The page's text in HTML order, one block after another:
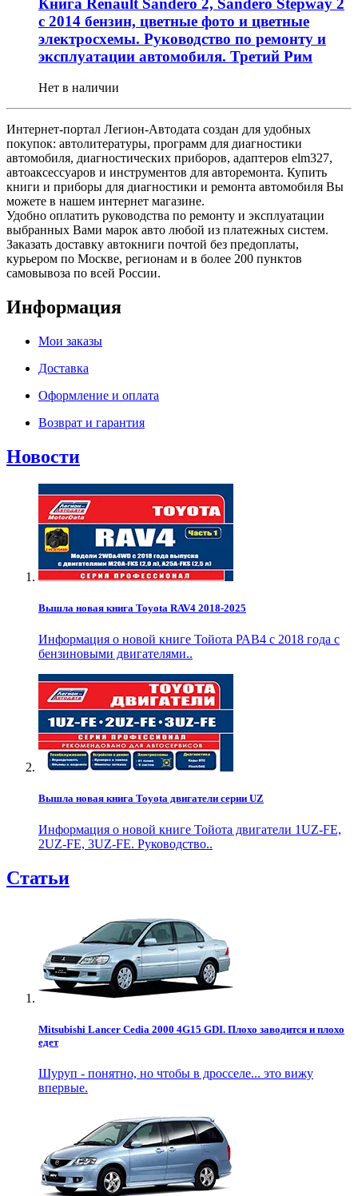
Книга Renault Sandero 2, Sandero Stepway 2
с 2014 бензин, цветные фото и цветные
электросхемы. Руководство по ремонту и
эксплуатации автомобиля. Третий Рим
Нет в наличии
Интернет-портал Легион-Автодата создан для удобных
покупок: автолитературы, программ для диагностики
автомобиля, диагностических приборов, адаптеров elm327,
автоаксессуаров и инструментов для авторемонта. Купить
книги и приборы для диагностики и ремонта автомобиля Вы
можете в нашем интернет магазине.
Удобно оплатить руководства по ремонту и эксплуатации
выбранных Вами марок авто любой из платежных систем.
Заказать доставку автокниги почтой без предоплаты,
курьером по Москве, регионам и в более 200 пунктов
самовывоза по всей России.
Информация
Мои заказы
Доставка
Оформление и оплата
Возврат и гарантия
Новости
Вышла новая книга Toyota RAV4 2018-2025
Информация о новой книге Тойота РАВ4 с 2018 года с
бензиновыми двигателями..
Вышла новая книга Toyota двигатели серии UZ
Информация о новой книге Тойота двигатели 1UZ-FE,
2UZ-FE, 3UZ-FE. Руководство..
Статьи
Mitsubishi Lancer Cedia 2000 4G15 GDI. Плохо заводится и плохо
едет
Шуруп - понятно, но чтобы в дросселе... это вижу
впервые.